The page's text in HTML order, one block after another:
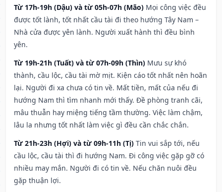
Từ 17h-19h (Dậu) và từ 05h-07h (Mão) Mọi công việc đều
được tốt lành, tốt nhất cầu tài đi theo hướng Tây Nam –
Nhà cửa được yên lành. Người xuất hành thì đều bình
yên.
Từ 19h-21h (Tuất) và từ 07h-09h (Thìn) Mưu sự khó
thành, cầu lộc, cầu tài mờ mịt. Kiện cáo tốt nhất nên hoãn
lại. Người đi xa chưa có tin về. Mất tiền, mất của nếu đi
hướng Nam thì tìm nhanh mới thấy. Đề phòng tranh cãi,
mâu thuẫn hay miệng tiếng tầm thường. Việc làm chậm,
lâu la nhưng tốt nhất làm việc gì đều cần chắc chắn.
Từ 21h-23h (Hợi) và từ 09h-11h (Tị) Tin vui sắp tới, nếu
cầu lộc, cầu tài thì đi hướng Nam. Đi công việc gặp gỡ có
nhiều may mắn. Người đi có tin về. Nếu chăn nuôi đều
gặp thuận lợi.